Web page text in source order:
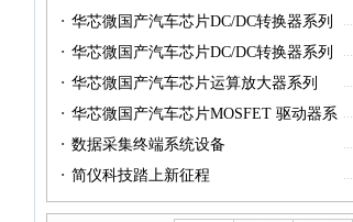
（篇一）
...
· 华芯微国产汽车芯片DC/DC转换器系列
...
· 华芯微国产汽车芯片DC/DC转换器系列
...
· 华芯微国产汽车芯片运算放大器系列
（篇一）
...
· 华芯微国产汽车芯片MOSFET 驱动器系
列（篇一）
...
· 数据采集终端系统设备
...
· 简仪科技踏上新征程